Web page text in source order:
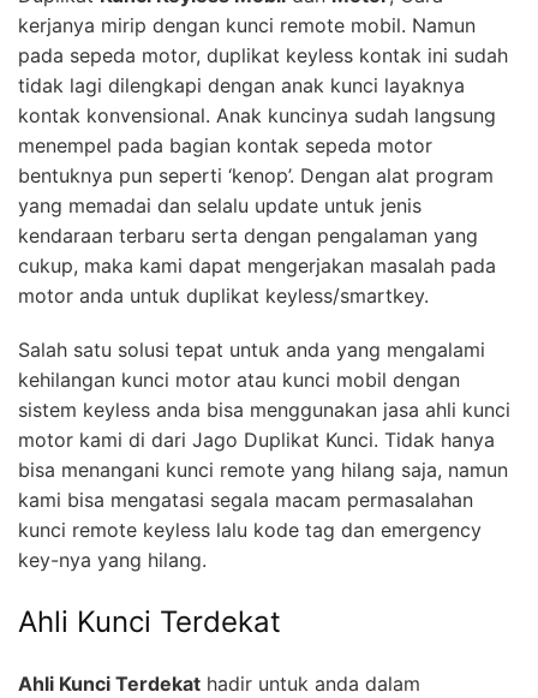
kerjanya mirip dengan kunci remote mobil. Namun
pada sepeda motor, duplikat keyless kontak ini sudah
tidak lagi dilengkapi dengan anak kunci layaknya
kontak konvensional. Anak kuncinya sudah langsung
menempel pada bagian kontak sepeda motor
bentuknya pun seperti ‘kenop’. Dengan alat program
yang memadai dan selalu update untuk jenis
kendaraan terbaru serta dengan pengalaman yang
cukup, maka kami dapat mengerjakan masalah pada
motor anda untuk duplikat keyless/smartkey.
Salah satu solusi tepat untuk anda yang mengalami
kehilangan kunci motor atau kunci mobil dengan
sistem keyless anda bisa menggunakan jasa ahli kunci
motor kami di dari Jago Duplikat Kunci. Tidak hanya
bisa menangani kunci remote yang hilang saja, namun
kami bisa mengatasi segala macam permasalahan
kunci remote keyless lalu kode tag dan emergency
key-nya yang hilang.
Ahli Kunci Terdekat
Ahli Kunci Terdekat hadir untuk anda dalam